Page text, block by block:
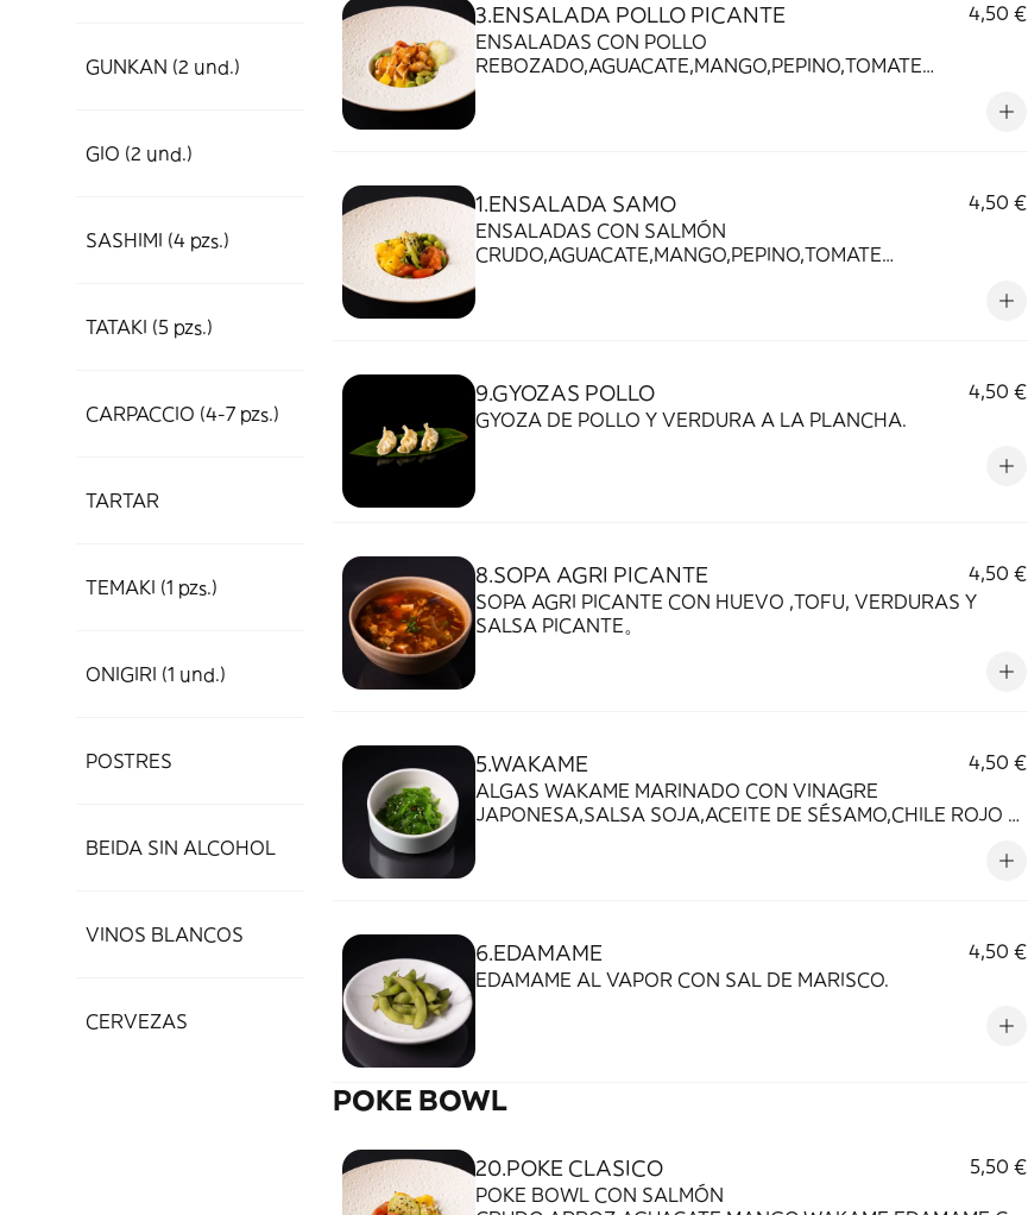
GUNKAN (2 und.)
GIO (2 und.)
SASHIMI (4 pzs.)
TATAKI (5 pzs.)
CARPACCIO (4-7 pzs.)
TARTAR
TEMAKI (1 pzs.)
ONIGIRI (1 und.)
POSTRES
BEIDA SIN ALCOHOL
VINOS BLANCOS
CERVEZAS
3.ENSALADA POLLO PICANTE
4,50 €
ENSALADAS CON POLLO
REBOZADO,AGUACATE,MANGO,PEPINO,TOMATE
1.ENSALADA SAMO
4,50 €
ENSALADAS CON SALMÓN
CRUDO,AGUACATE,MANGO,PEPINO,TOMATE
9.GYOZAS POLLO
4,50 €
GYOZA DE POLLO Y VERDURA A LA PLANCHA.
8.SOPA AGRI PICANTE
4,50 €
SOPA AGRI PICANTE CON HUEVO ,TOFU, VERDURAS Y
SALSA PICANTE。
5.WAKAME
4,50 €
ALGAS WAKAME MARINADO CON VINAGRE
JAPONESA,SALSA SOJA,ACEITE DE SÉSAMO,CHILE ROJO Y
6.EDAMAME
4,50 €
EDAMAME AL VAPOR CON SAL DE MARISCO.
POKE BOWL
20.POKE CLASICO
5,50 €
POKE BOWL CON SALMÓN